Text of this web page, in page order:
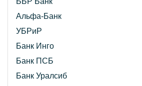
Альфа-Банк
УБРиР
Банк Инго
Банк ПСБ
Банк Уралсиб